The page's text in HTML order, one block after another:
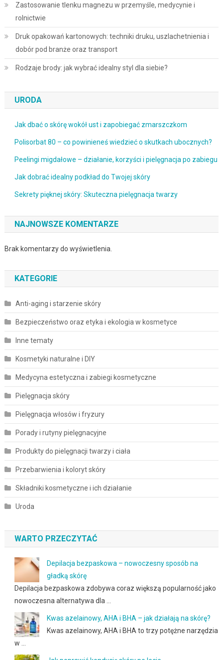
Zastosowanie tlenku magnezu w przemyśle, medycynie i
rolnictwie
Druk opakowań kartonowych: techniki druku, uszlachetnienia i
dobór pod branże oraz transport
Rodzaje brody: jak wybrać idealny styl dla siebie?
URODA
Jak dbać o skórę wokół ust i zapobiegać zmarszczkom
Polisorbat 80 – co powinieneś wiedzieć o skutkach ubocznych?
Peelingi migdałowe – działanie, korzyści i pielęgnacja po zabiegu
Jak dobrać idealny podkład do Twojej skóry
Sekrety pięknej skóry: Skuteczna pielęgnacja twarzy
NAJNOWSZE KOMENTARZE
Brak komentarzy do wyświetlenia.
KATEGORIE
Anti-aging i starzenie skóry
Bezpieczeństwo oraz etyka i ekologia w kosmetyce
Inne tematy
Kosmetyki naturalne i DIY
Medycyna estetyczna i zabiegi kosmetyczne
Pielęgnacja skóry
Pielęgnacja włosów i fryzury
Porady i rutyny pielęgnacyjne
Produkty do pielęgnacji twarzy i ciała
Przebarwienia i koloryt skóry
Składniki kosmetyczne i ich działanie
Uroda
WARTO PRZECZYTAĆ
Depilacja bezpaskowa – nowoczesny sposób na
gładką skórę
Depilacja bezpaskowa zdobywa coraz większą popularność jako
nowoczesna alternatywa dla …
Kwas azelainowy, AHA i BHA – jak działają na skórę?
Kwas azelainowy, AHA i BHA to trzy potężne narzędzia
w …